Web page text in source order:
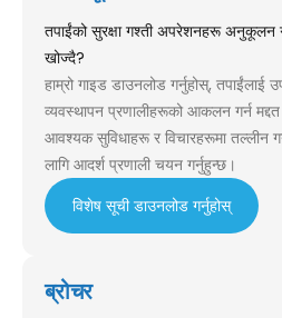
तपाईंको सुरक्षा गश्ती अपरेशनहरू अनुकूलन
खोज्दै?
हाम्रो गाइड डाउनलोड गर्नुहोस्, तपाईंलाई
व्यवस्थापन प्रणालीहरूको आकलन गर्न मद्दत
आवश्यक सुविधाहरू र विचारहरूमा तल्लीन
लागि आदर्श प्रणाली चयन गर्नुहुन्छ।
विशेष सूची डाउनलोड गर्नुहोस्
ब्रोचर